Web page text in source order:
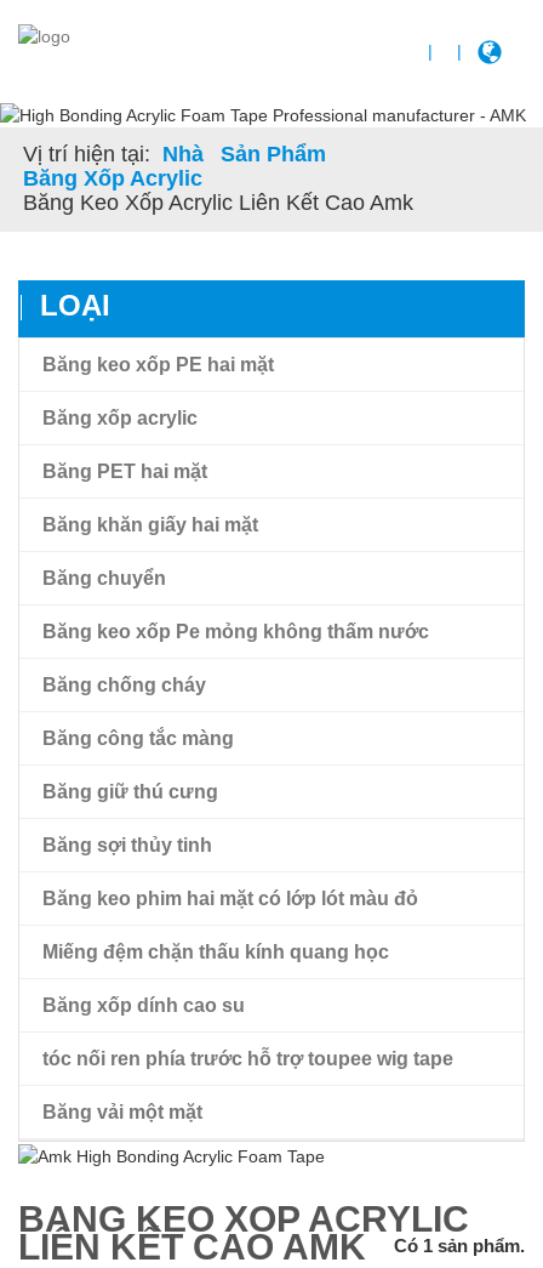
| |
Vị trí hiện tại: Nhà
Sản Phẩm
Băng Xốp Acrylic
Băng Keo Xốp Acrylic Liên Kết Cao Amk
LOẠI
Băng keo xốp PE hai mặt
Băng xốp acrylic
Băng xốp acrylic
Băng keo xốp acrylic liên kết cao Amk
Băng PET hai mặt
Băng keo phim thú cưng trong suốt hai mặt
Băng keo pet đen hai mặt
Băng thú cưng hai mặt với lớp lót lau nhà màu đỏ
Băng khăn giấy hai mặt
Băng chuyển
Băng keo xốp Pe mỏng không thấm nước
Băng chống cháy
Băng công tắc màng
Băng giữ thú cưng
Băng sợi thủy tinh
Băng keo phim hai mặt có lớp lót màu đỏ
Miếng đệm chặn thấu kính quang học
Băng xốp dính cao su
tóc nối ren phía trước hỗ trợ toupee wig tape
băng dính hai mặt tóc giả
Băng vải một mặt
BĂNG KEO XỐP ACRYLIC
LIÊN KẾT CAO AMK Có 1 sản phẩm.